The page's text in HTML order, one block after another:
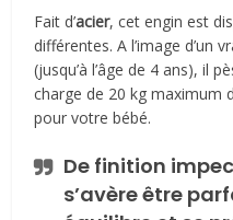
Fait d’acier, cet engin est
différentes. A l’image d’un
(jusqu’à l’âge de 4 ans), il
charge de 20 kg maximum
pour votre bébé.
De finition
s’avère être